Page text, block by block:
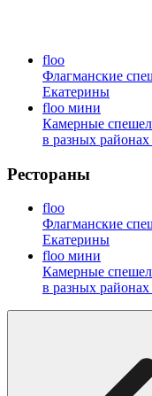
floo
Флагманские
Екатерины
floo мини
Камерные
в разных
Рестораны
floo
Флагманские
Екатерины
floo мини
Камерные
в разных